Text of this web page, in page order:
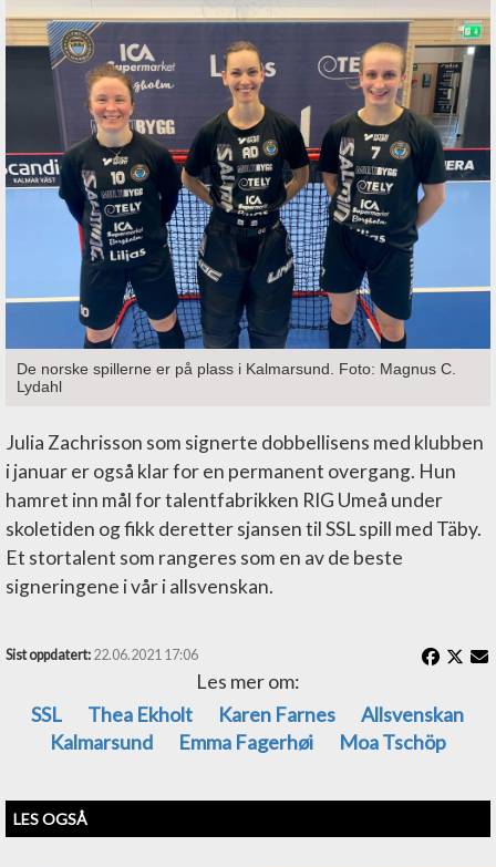
De norske spillerne er på plass i Kalmarsund. Foto: Magnus C.
Lydahl
Julia Zachrisson som signerte dobbellisens med klubben
i januar er også klar for en permanent overgang. Hun
hamret inn mål for talentfabrikken RIG Umeå under
skoletiden og fikk deretter sjansen til SSL spill med Täby.
Et stortalent som rangeres som en av de beste
signeringene i vår i allsvenskan.
Sist oppdatert: 22.06.2021 17:06
Les mer om:
SSL
Thea Ekholt Karen Farnes
Allsvenskan
Kalmarsund
Emma Fagerhøi Moa Tschöp
LES OGSÅ